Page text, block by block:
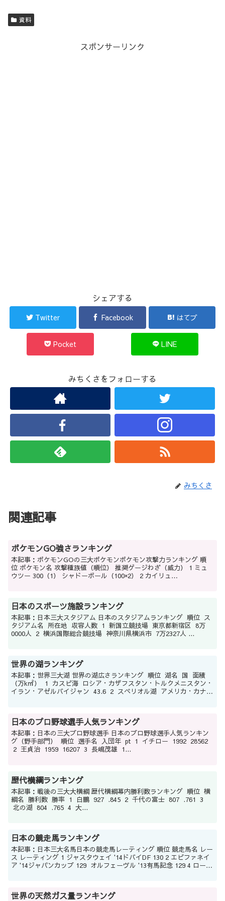
資料
スポンサーリンク
シェアする
Twitter Facebook はてブ
Pocket LINE
みちくさをフォローする
みちくさ
関連記事
ポケモンGO強さランキング
本記事：ポケモンGOの三大ポケモンポケモン攻撃力ランキング 順
位 ポケモン名 攻撃種族値（順位） 推奨ゲージわざ（威力） 1 ミュ
ウツー 300（1） シャドーボール（100×2） 2 カイリュ
日本のスポーツ施設ランキング
本記事：日本三大スタジアム 日本のスタジアムランキング 順位 ス
タジアム名 所在地 収容人数 1 新国立競技場 東京都新宿区 8万
0000人 2 横浜国際総合競技場 神奈川県横浜市 7万2327人 ...
世界の湖ランキング
本記事：世界三大湖 世界の湖広さランキング 順位 湖名 国 面積
（万k㎡） 1 カスピ海 ロシア・カザフスタン・トルクメニスタン・
イラン・アゼルバイジャン 43.6 2 スペリオル湖 アメリカ・カナダ
日本のプロ野球選手人気ランキング
本記事：日本の三大プロ野球選手 日本のプロ野球選手人気ランキン
グ（野手部門） 順位 選手名 入団年 pt 1 イチロー 1992 28562
2 王貞治 1959 16207 3 長嶋茂雄 1...
歴代横綱ランキング
本記事：戦後の三大大横綱 歴代横綱幕内勝利数ランキング 順位 横
綱名 勝利数 勝率 1 白鵬 927 .845 2 千代の富士 807 .761 3
北の湖 804 .765 4 大...
日本の競走馬ランキング
本記事：日本三大名馬日本の競走馬レーティング 順位 競走馬名 レー
ス レーティング 1 ジャスタウェイ '14ドバイDF 130 2 エピファネイ
ア '14ジャパンカップ 129 オルフェーヴル '13有馬記念 129 4 ロード
世界の天然ガス量ランキング